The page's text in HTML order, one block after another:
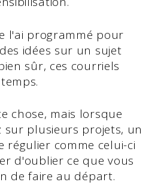
l'ai programmé pour
idées sur un sujet
sûr, ces courriels
chose, mais lorsque
sur plusieurs projets, un
régulier comme celui-ci
d'oublier ce que vous
de faire au départ.